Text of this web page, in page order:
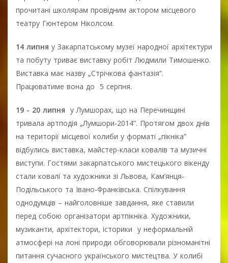
прочитані школярам провідним актором місцевого
театру Гюнтером Ніколсом.
14 липня у Закарпатському музеї народної архітектури
та побуту триває виставку робіт Людмили Тимошенко.
Виставка має назву „Стрічкова фантазія”.
Працюватиме вона до 5 серпня.
19 - 20 липня у Лумшорах, що на Перечинщині
тривала артподія „Лумшори-2014”. Протягом двох днів
на території місцевої колиби у форматі „пікніка”
відбулись виставка, майстер-класи ковалів та музичні
виступи. Гостями закарпатського мистецького вікенду
стали ковалі та художники зі Львова, Кам’янця-
Подільського та Івано-Франківська. Спілкування
однодумців – найголовніше завдання, яке ставили
перед собою організатори артпікніка. Художники,
музиканти, архітектори, історики у неформальній
атмосфері на лоні природи обговорювали різноманітні
питання сучасного українського мистецтва. У колибі